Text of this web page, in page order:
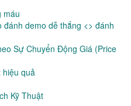
máu
demo dễ thắng <> đánh
Sự Chuyển Động Giá (Price
hiệu quả
Kỹ Thuật